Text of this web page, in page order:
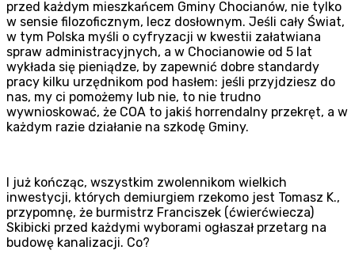
przed każdym mieszkańcem Gminy Chocianów, nie tylko
w sensie filozoficznym, lecz dosłownym. Jeśli cały Świat,
w tym Polska myśli o cyfryzacji w kwestii załatwiana
spraw administracyjnych, a w Chocianowie od 5 lat
wykłada się pieniądze, by zapewnić dobre standardy
pracy kilku urzędnikom pod hasłem: jeśli przyjdziesz do
nas, my ci pomożemy lub nie, to nie trudno
wywnioskować, że COA to jakiś horrendalny przekręt, a w
każdym razie działanie na szkodę Gminy.
I już kończąc, wszystkim zwolennikom wielkich
inwestycji, których demiurgiem rzekomo jest Tomasz K.,
przypomnę, że burmistrz Franciszek (ćwierćwiecza)
Skibicki przed każdymi wyborami ogłaszał przetarg na
budowę kanalizacji. Co?